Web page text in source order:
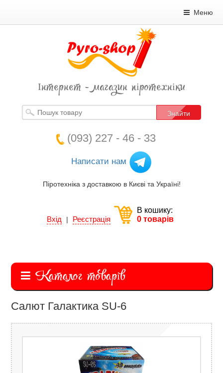
Меню
Інтернет - магазин піротехніки
Знайти
(093) 227 - 46 - 33
Написати нам
Піротехніка з доставкою в Києві та Україні!
Вхід | Реєстрація
В кошику:
0 товарів
Каталог товарів
Салют Галактика SU-6